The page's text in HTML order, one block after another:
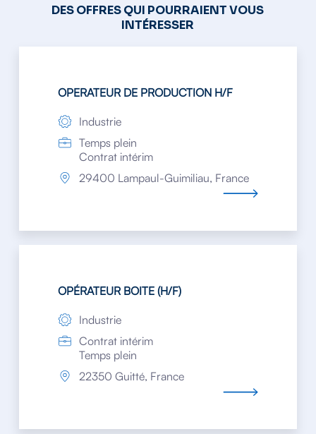
DES OFFRES QUI POURRAIENT VOUS
INTÉRESSER
OPERATEUR DE PRODUCTION H/F
Industrie
Temps plein
Contrat intérim
29400 Lampaul-Guimiliau, France
OPÉRATEUR BOITE (H/F)
Industrie
Contrat intérim
Temps plein
22350 Guitté, France